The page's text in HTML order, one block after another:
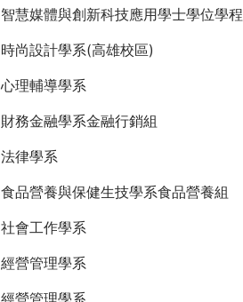
智慧媒體與創新科技應用學士學位學程
時尚設計學系(高雄校區)
心理輔導學系
財務金融學系金融行銷組
法律學系
食品營養與保健生技學系食品營養組
社會工作學系
經營管理學系
經營管理學系